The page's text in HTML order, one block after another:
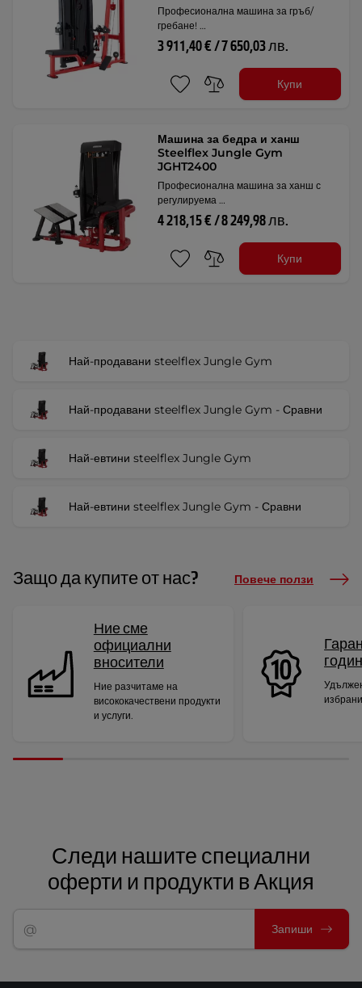
Професионална машина за гръб/
гребане! …
3 911,40 € / 7 650,03 лв.
Купи
Машина за бедра и ханш
Steelflex Jungle Gym
JGHT2400
Професионална машина за ханш с
регулируема …
4 218,15 € / 8 249,98 лв.
Купи
Най-продавани steelflex Jungle Gym
Най-продавани steelflex Jungle Gym - Сравни
Най-евтини steelflex Jungle Gym
Най-евтини steelflex Jungle Gym - Сравни
Защо да купите от нас? Повече ползи
Ние сме
официални
вносители
Ние разчитаме на
висококачествени продукти
и услуги.
Следи нашите специални
оферти и продукти в Акция
Запиши